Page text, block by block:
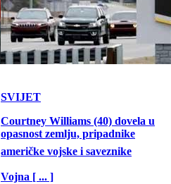
SVIJET
Courtney Williams (40) dovela u
opasnost zemlju, pripadnike
američke vojske i saveznike
Vojna [ ... ]